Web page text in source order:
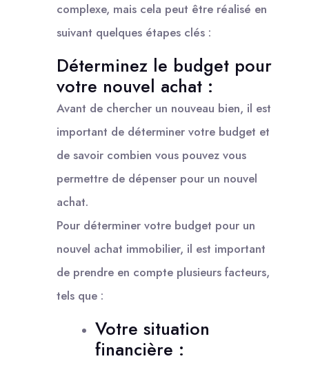
complexe, mais cela peut être réalisé en
suivant quelques étapes clés :
Déterminez le budget pour
votre nouvel achat :
Avant de chercher un nouveau bien, il est
important de déterminer votre budget et
de savoir combien vous pouvez vous
permettre de dépenser pour un nouvel
achat.
Pour déterminer votre budget pour un
nouvel achat immobilier, il est important
de prendre en compte plusieurs facteurs,
tels que :
Votre situation
financière :